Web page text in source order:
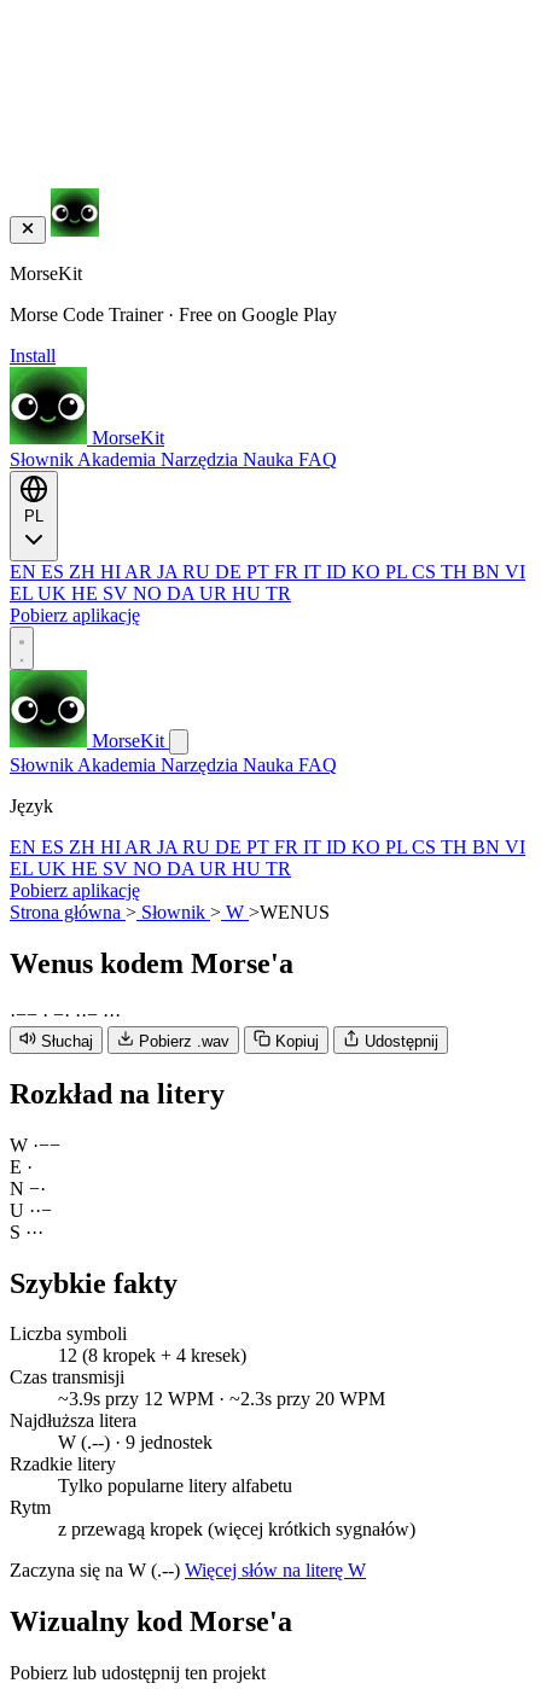
MorseKit
Morse Code Trainer · Free on Google Play
Install
MorseKit
Słownik Akademia Narzędzia Nauka FAQ
EN ES ZH HI AR JA RU DE PT FR IT ID KO PL CS TH BN VI
EL UK HE SV NO DA UR HU TR
Pobierz aplikację
MorseKit
Słownik Akademia Narzędzia Nauka FAQ
Język
EN ES ZH HI AR JA RU DE PT FR IT ID KO PL CS TH BN VI
EL UK HE SV NO DA UR HU TR
Pobierz aplikację
Strona główna > Słownik > W >WENUS
Wenus kodem Morse'a
·−− · −· ··− ···
Słuchaj Pobierz .wav Kopiuj Udostępnij
Rozkład na litery
W ·−−
E ·
N −·
U ··−
S ···
Szybkie fakty
Liczba symboli
12 (8 kropek + 4 kresek)
Czas transmisji
~3.9s przy 12 WPM · ~2.3s przy 20 WPM
Najdłuższa litera
W (.--) · 9 jednostek
Rzadkie litery
Tylko popularne litery alfabetu
Rytm
z przewagą kropek (więcej krótkich sygnałów)
Zaczyna się na W (.--) Więcej słów na literę W
Wizualny kod Morse'a
Pobierz lub udostępnij ten projekt